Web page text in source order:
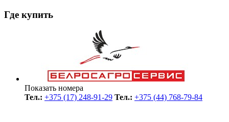
Где купить
Показать номера
Тел.: +375 (17) 248-91-29 Тел.: +375 (44) 768-79-84